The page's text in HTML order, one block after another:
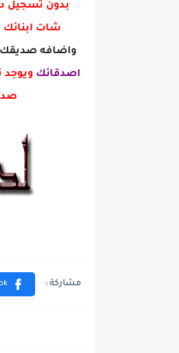
بدون تسجيل
شات ابنائك
واضافه
اصدقائك ويوجد